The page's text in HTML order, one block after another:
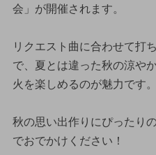
会」が開催されます。
リクエスト曲に合わせて打
で、夏とは違った秋の涼や
火を楽しめるのが魅力です。
秋の思い出作りにぴったり
でおでかけください！